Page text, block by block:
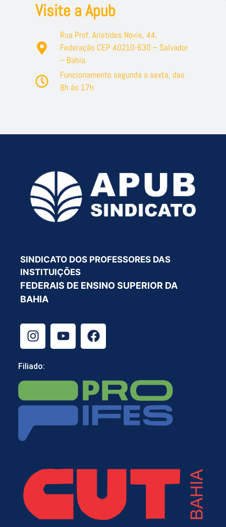
Visite a Apub
Rua Prof. Aristides Novis, 44,
Federação CEP 40210-630 – Salvador
– Bahia.
Funcionamento segunda a sexta, das
8h às 17h
SINDICATO DOS PROFESSORES DAS
INSTITUIÇÕES
FEDERAIS DE ENSINO SUPERIOR DA
BAHIA
Filiado: